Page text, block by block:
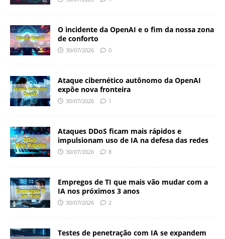
O incidente da OpenAI e o fim da nossa zona
de conforto
30/07/2026 0
Ataque cibernético autônomo da OpenAI
expõe nova fronteira
30/07/2026 1
Ataques DDoS ficam mais rápidos e
impulsionam uso de IA na defesa das redes
30/07/2026 8
Empregos de TI que mais vão mudar com a
IA nos próximos 3 anos
30/07/2026 2
Testes de penetração com IA se expandem